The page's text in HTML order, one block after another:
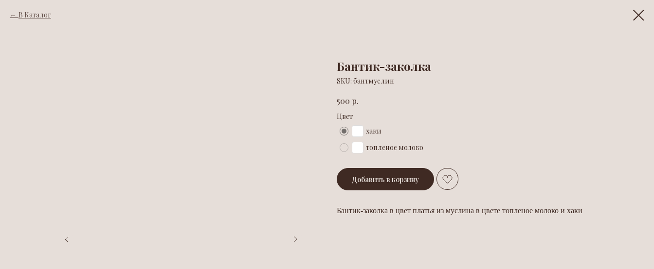
В Каталог
Бантик-заколка
SKU: бантмуслин
500 р.
Цвет
хаки
топленое молоко
Добавить в корзину
Бантик-заколка в цвет платья из муслина в цвете топленое молоко и хаки